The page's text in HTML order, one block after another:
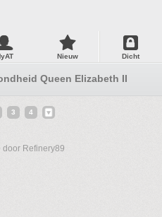
Nieuw Dicht
Queen Elizabeth II #2
3 4
Refinery89